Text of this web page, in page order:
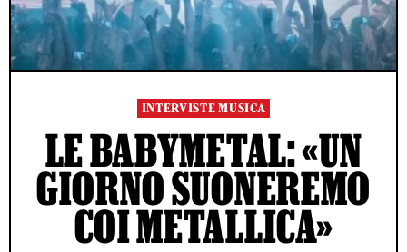
INTERVISTE MUSICA
LE BABYMETAL: «UN
GIORNO SUONEREMO
COI METALLICA»